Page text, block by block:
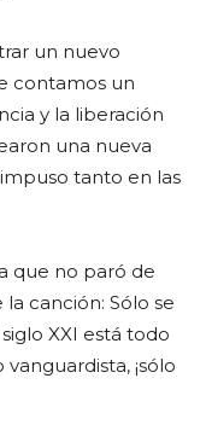
un nuevo
contamos un
y la liberación
una nueva
tanto en las
que no paró de
canción: Sólo se
XXI está todo
¡sólo